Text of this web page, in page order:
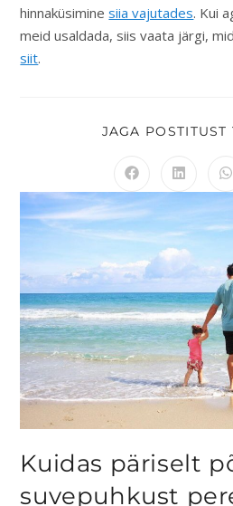
hinnaküsiminesiia vajutades. Kui
meid usaldada, siis vaata järgi,
siit.
JAGA POSTITUST
Kuidas päriselt
suvepuhkust